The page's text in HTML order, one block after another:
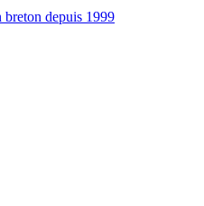
depuis 1999